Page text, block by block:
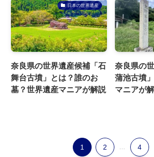
日本の世界遺産
奈良県の世界遺産候補「石
舞台古墳」とは？誰のお
墓？世界遺産マニアが解説
奈良県の
蒲池古墳
マニアが
1 2 ... 4